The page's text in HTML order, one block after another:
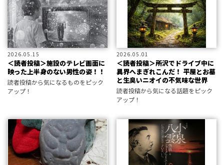
2026.05.15
＜読者投稿＞施設のテレビ画面に
映った上半身のない男性の姿！！
読者投稿から気になるものをピック
アップ！
2026.05.01
＜読者投稿＞所沢でドライブ中に
異界へまぎれこんだ！ 平屋とお墓
と生臭いニオイの不気味な世界
読者投稿から気になる話題をピック
アップ！